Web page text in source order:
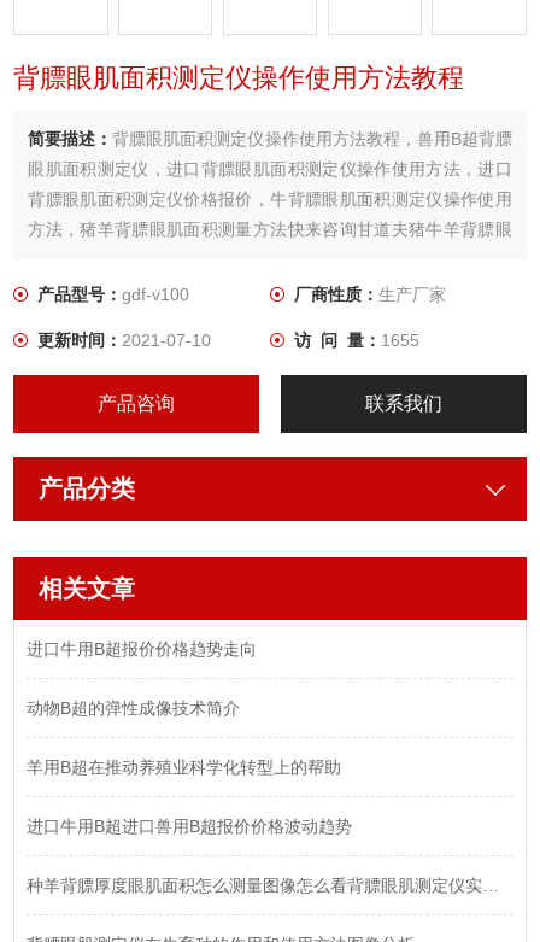
背膘眼肌面积测定仪操作使用方法教程
简要描述：背膘眼肌面积测定仪操作使用方法教程，兽用B超背膘
眼肌面积测定仪，进口背膘眼肌面积测定仪操作使用方法，进口
背膘眼肌面积测定仪价格报价，牛背膘眼肌面积测定仪操作使用
方法，猪羊背膘眼肌面积测量方法快来咨询甘道夫猪牛羊背膘眼
产品型号：gdf-v100 厂商性质： 生产厂家
更新时间：2021-07-10 访 问 量： 1655
产品咨询 联系我们
产品分类
相关文章
进口牛用B超报价价格趋势走向
动物B超的弹性成像技术简介
羊用B超在推动养殖业科学化转型上的帮助
进口牛用B超进口兽用B超报价价格波动趋势
种羊背膘厚度眼肌面积怎么测量图像怎么看背膘眼肌测定仪实践操作